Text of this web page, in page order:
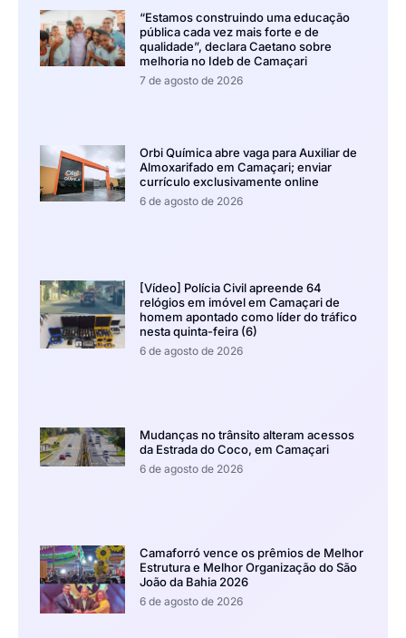
“Estamos construindo uma educação
pública cada vez mais forte e de
qualidade”, declara Caetano sobre
melhoria no Ideb de Camaçari
7 de agosto de 2026
Orbi Química abre vaga para Auxiliar de
Almoxarifado em Camaçari; enviar
currículo exclusivamente online
6 de agosto de 2026
[Vídeo] Polícia Civil apreende 64
relógios em imóvel em Camaçari de
homem apontado como líder do tráfico
nesta quinta-feira (6)
6 de agosto de 2026
Mudanças no trânsito alteram acessos
da Estrada do Coco, em Camaçari
6 de agosto de 2026
Camaforró vence os prêmios de Melhor
Estrutura e Melhor Organização do São
João da Bahia 2026
6 de agosto de 2026